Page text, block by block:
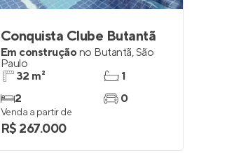
Conquista Clube Butantã
Em construçãono Butantã,São
Paulo
32 m²
2
1
0
Venda a partir de
R$ 267.000